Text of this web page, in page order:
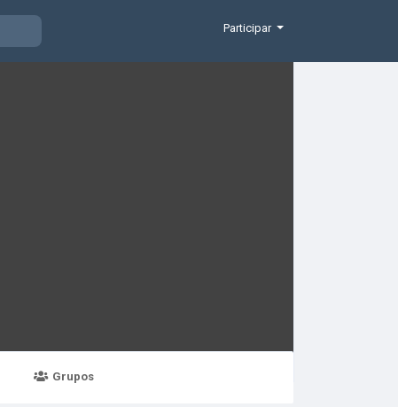
Participar
Grupos